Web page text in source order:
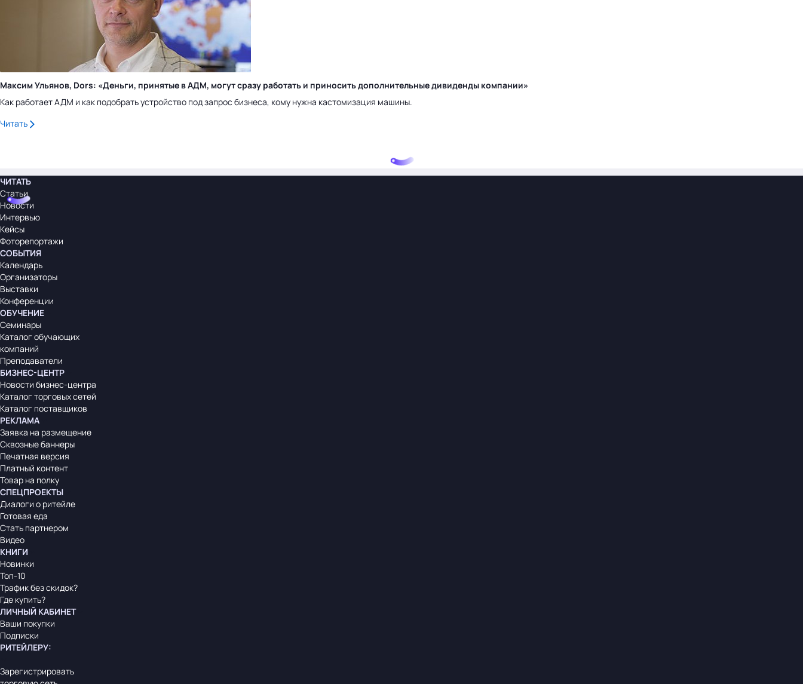
Максим Ульянов, Dors: «Деньги, принятые в АДМ, могут сразу работать и приносить дополнительные дивиденды компании»
Как работает АДМ и как подобрать устройство под запрос бизнеса, кому нужна кастомизация машины.
Читать
ЧИТАТЬ
Статьи
Новости
Интервью
Кейсы
Фоторепортажи
СОБЫТИЯ
Календарь
Организаторы
Выставки
Конференции
ОБУЧЕНИЕ
Семинары
Каталог обучающих
компаний
Преподаватели
БИЗНЕС-ЦЕНТР
Новости бизнес-центра
Каталог торговых сетей
Каталог поставщиков
РЕКЛАМА
Заявка на размещение
Сквозные баннеры
Печатная версия
Платный контент
Товар на полку
СПЕЦПРОЕКТЫ
Диалоги о ритейле
Готовая еда
Стать партнером
Видео
КНИГИ
Новинки
Топ-10
Трафик без скидок?
Где купить?
ЛИЧНЫЙ КАБИНЕТ
Ваши покупки
Подписки
РИТЕЙЛЕРУ:
Зарегистрировать